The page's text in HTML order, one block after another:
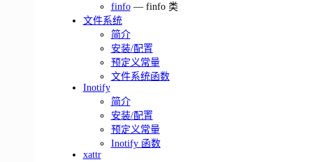
finfo— finfo 类
文件系统
简介
安装/配置
预定义常量
文件系统函数
Inotify
简介
安装/配置
预定义常量
Inotify 函数
xattr